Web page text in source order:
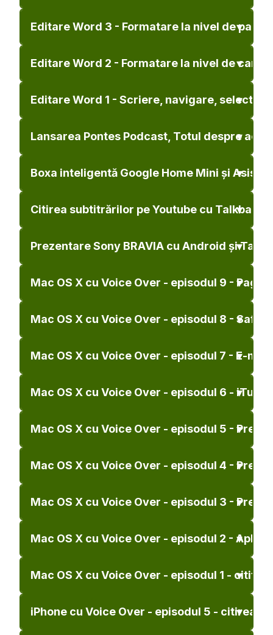
Editare Word 3 - Formatare la nivel de
Editare Word 2 - Formatare la nivel de
Editare Word 1 - Scriere, navigare,
Lansarea Pontes Podcast, Totul despre
Boxa inteligentă Google Home Mini și
Citirea subtitrărilor pe Youtube cu Talkback
Prezentare Sony BRAVIA cu Android și
Mac OS X cu Voice Over - episodul 9 - Pages
Mac OS X cu Voice Over - episodul 8 - Safari
Mac OS X cu Voice Over - episodul 7 - E-mail
Mac OS X cu Voice Over - episodul 6 - iTunes
Mac OS X cu Voice Over - episodul 5 -
Mac OS X cu Voice Over - episodul 4 -
Mac OS X cu Voice Over - episodul 3 -
Mac OS X cu Voice Over - episodul 2 -
Mac OS X cu Voice Over - episodul 1 -
iPhone cu Voice Over - episodul 5 - citirea